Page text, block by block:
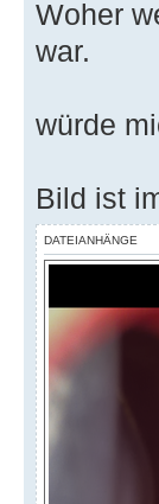
Woher
war.
würde
Bild ist
DATEIANHÄNGE